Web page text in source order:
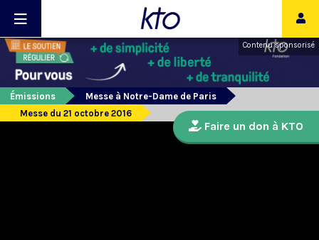
Contenu sponsorisé
Émissions
Messe à Notre-Dame de Paris
Messe du 21 octobre 2016
Faire un don à KTO